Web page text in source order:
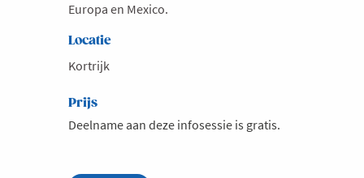
Europa en Mexico.
Locatie
Kortrijk
Prijs
Deelname aan deze infosessie is gratis.